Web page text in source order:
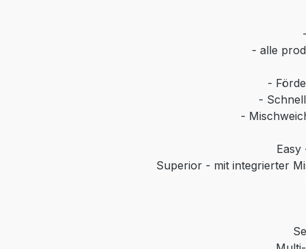
-
- alle
-
-
-
Easy
Superior - mit integrierter